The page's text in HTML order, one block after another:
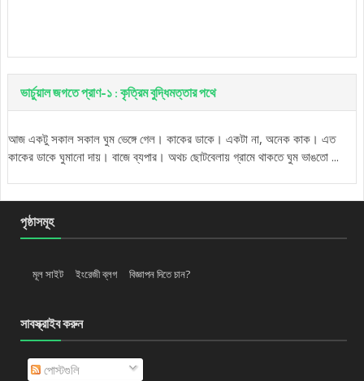
ভার্চুয়াল জগতে প্রাণ-১ : কৃত্রিম বুদ্ধিমত্তার পথে
আজ একটু সকাল সকাল ঘুম ভেঙ্গে গেল। কাকের ডাকে। একটা না, অনেক কাক। এত
কাকের ডাকে ঘুমানো দায়। বাজে ব্যপার। অথচ ছোটবেলায় গ্রামে থাকতে ঘুম ভাঙতো ...
পৃষ্ঠাসমূহ
মূল সাইট ইংরেজী ব্লগ বিজ্ঞাপন দিতে চান?
সাবস্ক্রাইব করুন
পোস্টগুলি